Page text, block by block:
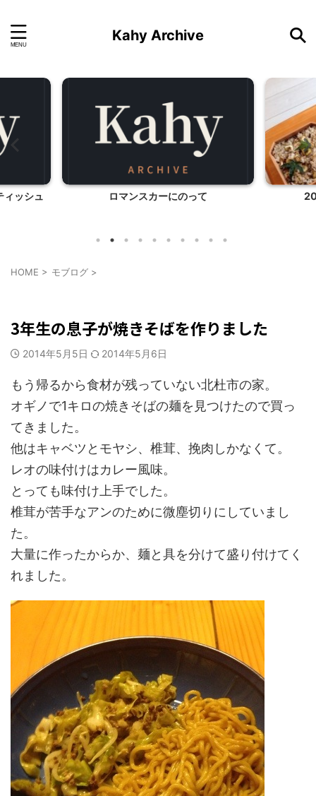
Kahy Archive
て 2014年 運動会のお弁当 アン
HOME > モブログ >
3年生の息子が焼きそばを作りました
2014年5月5日 2014年5月6日
もう帰るから食材が残っていない北杜市の家。
オギノで1キロの焼きそばの麺を見つけたので買っ
てきました。
他はキャベツとモヤシ、椎茸、挽肉しかなくて。
レオの味付けはカレー風味。
とっても味付け上手でした。
椎茸が苦手なアンのために微塵切りにしていまし
た。
大量に作ったからか、麺と具を分けて盛り付けてく
れました。